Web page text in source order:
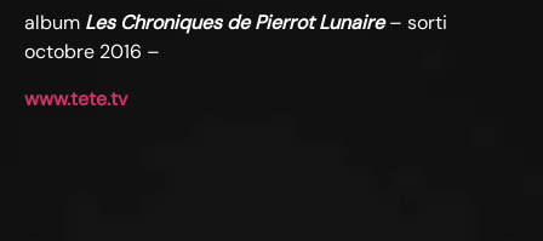
album Les Chroniques de Pierrot Lunaire– sorti
octobre 2016 –
www.tete.tv